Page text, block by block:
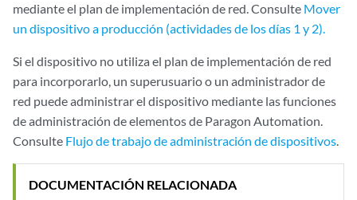
mediante el plan de implementación de red. Consulte Mover
un dispositivo a producción (actividades de los días 1 y 2).
Si el dispositivo no utiliza el plan de implementación de red
para incorporarlo, un superusuario o un administrador de
red puede administrar el dispositivo mediante las funciones
de administración de elementos de Paragon Automation.
Consulte Flujo de trabajo de administración de dispositivos.
DOCUMENTACIÓN RELACIONADA